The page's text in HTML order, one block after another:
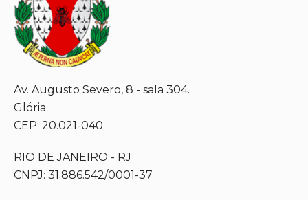
Av. Augusto Severo, 8 - sala 304.
Glória
CEP: 20.021-040
RIO DE JANEIRO - RJ
CNPJ: 31.886.542/0001-37